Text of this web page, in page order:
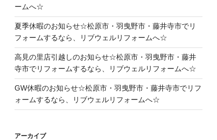
ームへ☆
夏季休暇のお知らせ☆松原市・羽曳野市・藤井寺市でリ
フォームするなら、リブウェルリフォームへ☆
高見の里店引越しのお知らせ☆松原市・羽曳野市・藤井
寺市でリフォームするなら、リブウェルリフォームへ☆
GW休暇のお知らせ☆松原市・羽曳野市・藤井寺市でリフ
ォームするなら、リブウェルリフォームへ☆
アーカイブ